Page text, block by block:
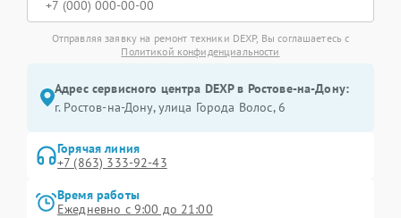
Отправляя заявку на ремонт техники DEXP, Вы соглашаетесь с
Политикой конфиденциальности
Адрес сервисного центра DEXP в Ростове-на-Дону:
г. Ростов-на-Дону, улица Города Волос, 6
Горячая линия
+7 (863) 333-92-43
Время работы
Ежедневно с 9:00 до 21:00